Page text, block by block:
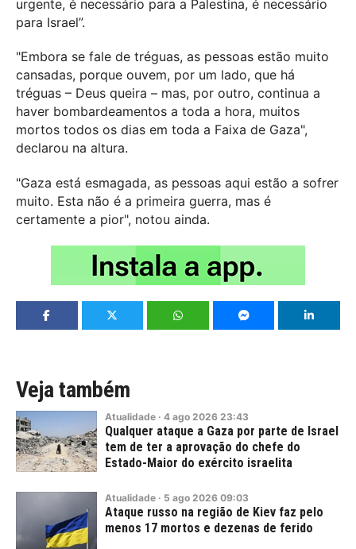
urgente, é necessário para a Palestina, é necessário
para Israel”.
"Embora se fale de tréguas, as pessoas estão muito
cansadas, porque ouvem, por um lado, que há
tréguas – Deus queira – mas, por outro, continua a
haver bombardeamentos a toda a hora, muitos
mortos todos os dias em toda a Faixa de Gaza",
declarou na altura.
"Gaza está esmagada, as pessoas aqui estão a sofrer
muito. Esta não é a primeira guerra, mas é
certamente a pior", notou ainda.
Veja também
Atualidade · 4 ago 2026 23:43
Qualquer ataque a Gaza por parte de Israel
tem de ter a aprovação do chefe do
Estado-Maior do exército israelita
Atualidade · 5 ago 2026 09:03
Ataque russo na região de Kiev faz pelo
menos 17 mortos e dezenas de ferido